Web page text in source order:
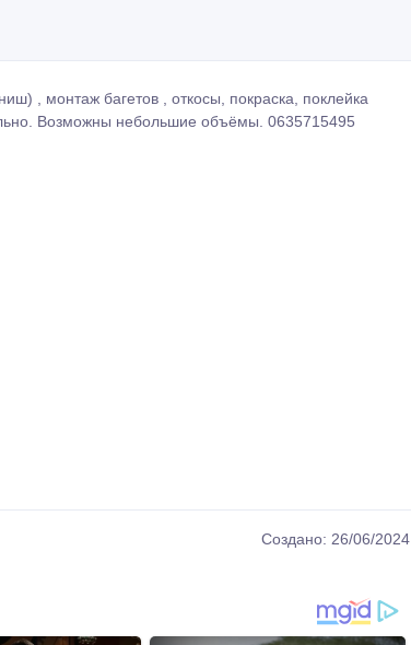
, монтаж багетов , откосы, покраска, поклейка
Возможны небольшие объёмы. 0635715495
Создано: 26/06/2024